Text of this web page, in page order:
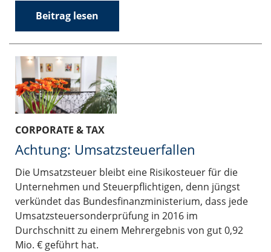
Beitrag lesen
CORPORATE & TAX
Achtung: Umsatzsteuerfallen
Die Umsatzsteuer bleibt eine Risikosteuer für die
Unternehmen und Steuerpflichtigen, denn jüngst
verkündet das Bundesfinanzministerium, dass jede
Umsatzsteuersonderprüfung in 2016 im
Durchschnitt zu einem Mehrergebnis von gut 0,92
Mio. € geführt hat.